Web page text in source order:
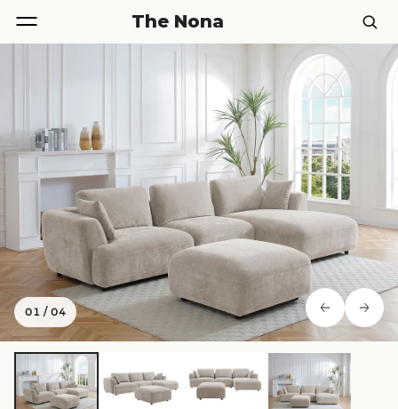
The Nona
01 /04